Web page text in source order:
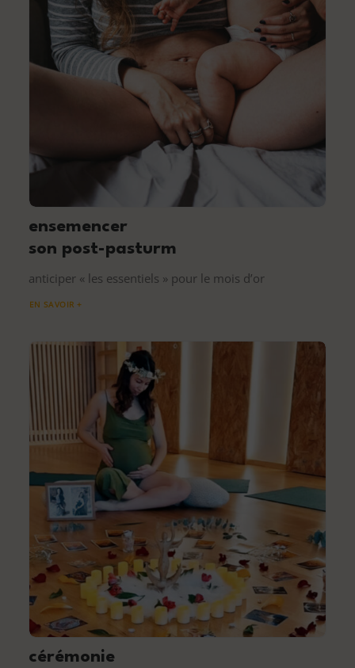
ensemencer
son post-pasturm
anticiper « les essentiels » pour le mois d’or
EN SAVOIR +
cérémonie